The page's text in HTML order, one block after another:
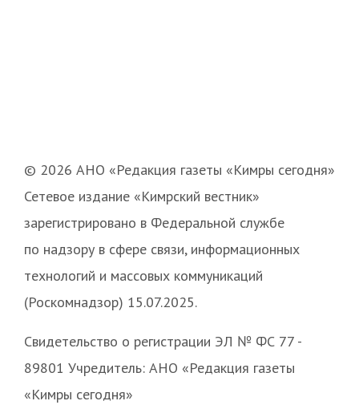
© 2026 АНО «Редакция газеты «Кимры сегодня»
Сетевое издание «Кимрский вестник»
зарегистрировано в Федеральной службе
по надзору в сфере связи, информационных
технологий и массовых коммуникаций
(Роскомнадзор) 15.07.2025.
Свидетельство о регистрации ЭЛ № ФС 77 -
89801 Учредитель: АНО «Редакция газеты
«Кимры сегодня»